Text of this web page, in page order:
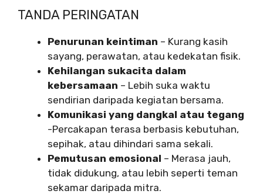
TANDA PERINGATAN
Penurunan keintiman – Kurang kasih
sayang, perawatan, atau kedekatan fisik.
Kehilangan sukacita dalam
kebersamaan – Lebih suka waktu
sendirian daripada kegiatan bersama.
Komunikasi yang dangkal atau tegang
-Percakapan terasa berbasis kebutuhan,
sepihak, atau dihindari sama sekali.
Pemutusan emosional – Merasa jauh,
tidak didukung, atau lebih seperti teman
sekamar daripada mitra.